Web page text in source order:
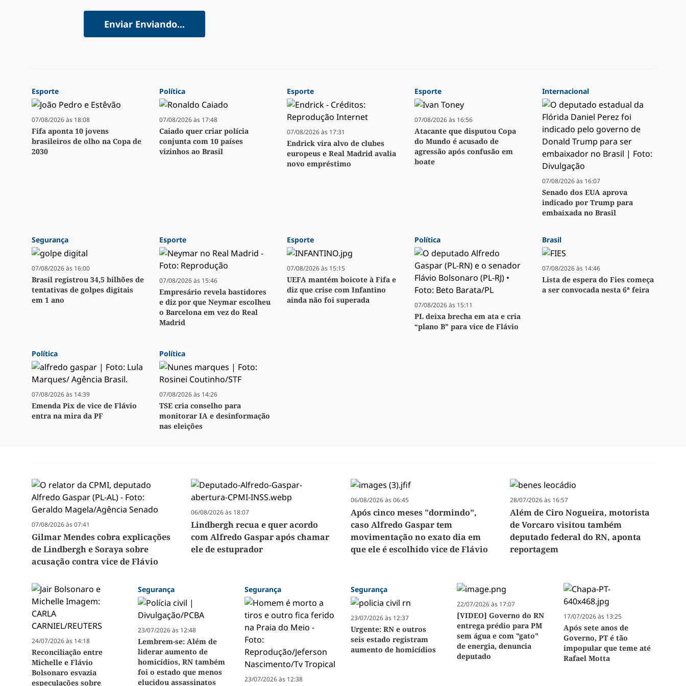
Enviar Enviando...
Esporte
07/08/2026 às 18:08
Fifa aponta 10 jovens
brasileiros de olho na Copa de
2030
Política
07/08/2026 às 17:48
Caiado quer criar polícia
conjunta com 10 países
vizinhos ao Brasil
Esporte
07/08/2026 às 17:31
Endrick vira alvo de clubes
europeus e Real Madrid avalia
novo empréstimo
Esporte
07/08/2026 às 16:56
Atacante que disputou Copa
do Mundo é acusado de
agressão após confusão em
boate
Internacional
07/08/2026 às 16:07
Senado dos EUA aprova
indicado por Trump para
embaixada no Brasil
Segurança
07/08/2026 às 16:00
Brasil registrou 34,5 bilhões de
tentativas de golpes digitais
em 1 ano
Esporte
07/08/2026 às 15:46
Empresário revela bastidores
e diz por que Neymar escolheu
o Barcelona em vez do Real
Madrid
Esporte
07/08/2026 às 15:15
UEFA mantém boicote à Fifa e
diz que crise com Infantino
ainda não foi superada
Política
07/08/2026 às 15:11
PL deixa brecha em ata e cria
“plano B” para vice de Flávio
Brasil
07/08/2026 às 14:46
Lista de espera do Fies começa
a ser convocada nesta 6ª feira
Política
07/08/2026 às 14:39
Emenda Pix de vice de Flávio
entra na mira da PF
Política
07/08/2026 às 14:26
TSE cria conselho para
monitorar IA e desinformação
nas eleições
07/08/2026 às 07:41
Gilmar Mendes cobra explicações
de Lindbergh e Soraya sobre
acusação contra vice de Flávio
06/08/2026 às 18:07
Lindbergh recua e quer acordo
com Alfredo Gaspar após chamar
ele de estuprador
06/08/2026 às 06:45
Após cinco meses "dormindo",
caso Alfredo Gaspar tem
movimentação no exato dia em
que ele é escolhido vice de Flávio
28/07/2026 às 16:57
Além de Ciro Nogueira, motorista
de Vorcaro visitou também
deputado federal do RN, aponta
reportagem
24/07/2026 às 14:18
Reconciliação entre
Michelle e Flávio
Bolsonaro esvazia
especulações sobre
Segurança
23/07/2026 às 12:48
Lembrem-se: Além de
liderar aumento de
homicídios, RN também
foi o estado que menos
elucidou assassinatos
Segurança
23/07/2026 às 12:38
Segurança
23/07/2026 às 12:37
Urgente: RN e outros
seis estado registram
aumento de homicídios
22/07/2026 às 17:07
[VIDEO] Governo do RN
entrega prédio para PM
sem água e com "gato"
de energia, denuncia
deputado
17/07/2026 às 13:25
Após sete anos de
Governo, PT é tão
impopular que teme até
Rafael Motta